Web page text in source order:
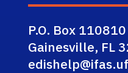
P.O. Box 110810
Gainesville, FL